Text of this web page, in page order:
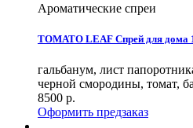
Ароматические спреи
TOMATO LEAF Спрей для дома
гальбанум, лист
черной смородины, томат,
8500 р.
Оформить предзаказ